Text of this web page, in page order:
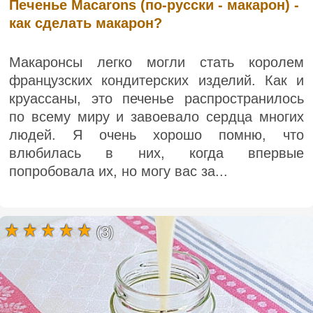
Печенье Macarons (по-русски - макарон) -
как сделать макарон?
Макаронсы легко могли стать королем
французских кондитерских изделий. Как и
круассаны, это печенье распространилось
по всему миру и завоевало сердца многих
людей. Я очень хорошо помню, что
влюбилась в них, когда впервые
попробовала их, но могу вас за...
(3)